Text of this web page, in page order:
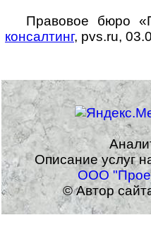
Правовое бюро
кон­сал­тинг, pvs.ru,
Описание услуг
ООО
© Автор